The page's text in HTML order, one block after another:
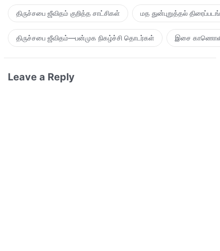
திருச்சபை ஜீவிதம் குறித்த சாட்சிகள் மத துன்புறுத்தல்
திருச்சபை ஜீவிதம்—பன்முக நிகழ்ச்சி தொடர்கள் இசை
Leave a Reply